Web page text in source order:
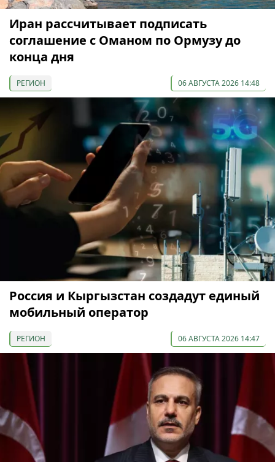
Иран рассчитывает подписать
соглашение с Оманом по Ормузу до
конца дня
РЕГИОН 06 АВГУСТА 2026 14:48
Россия и Кыргызстан создадут единый
мобильный оператор
РЕГИОН 06 АВГУСТА 2026 14:47